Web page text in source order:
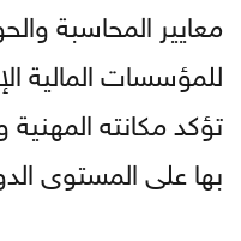
معايير المحاسبة
للمؤسسات المالية
تؤكد مكانته
بها على المستوى